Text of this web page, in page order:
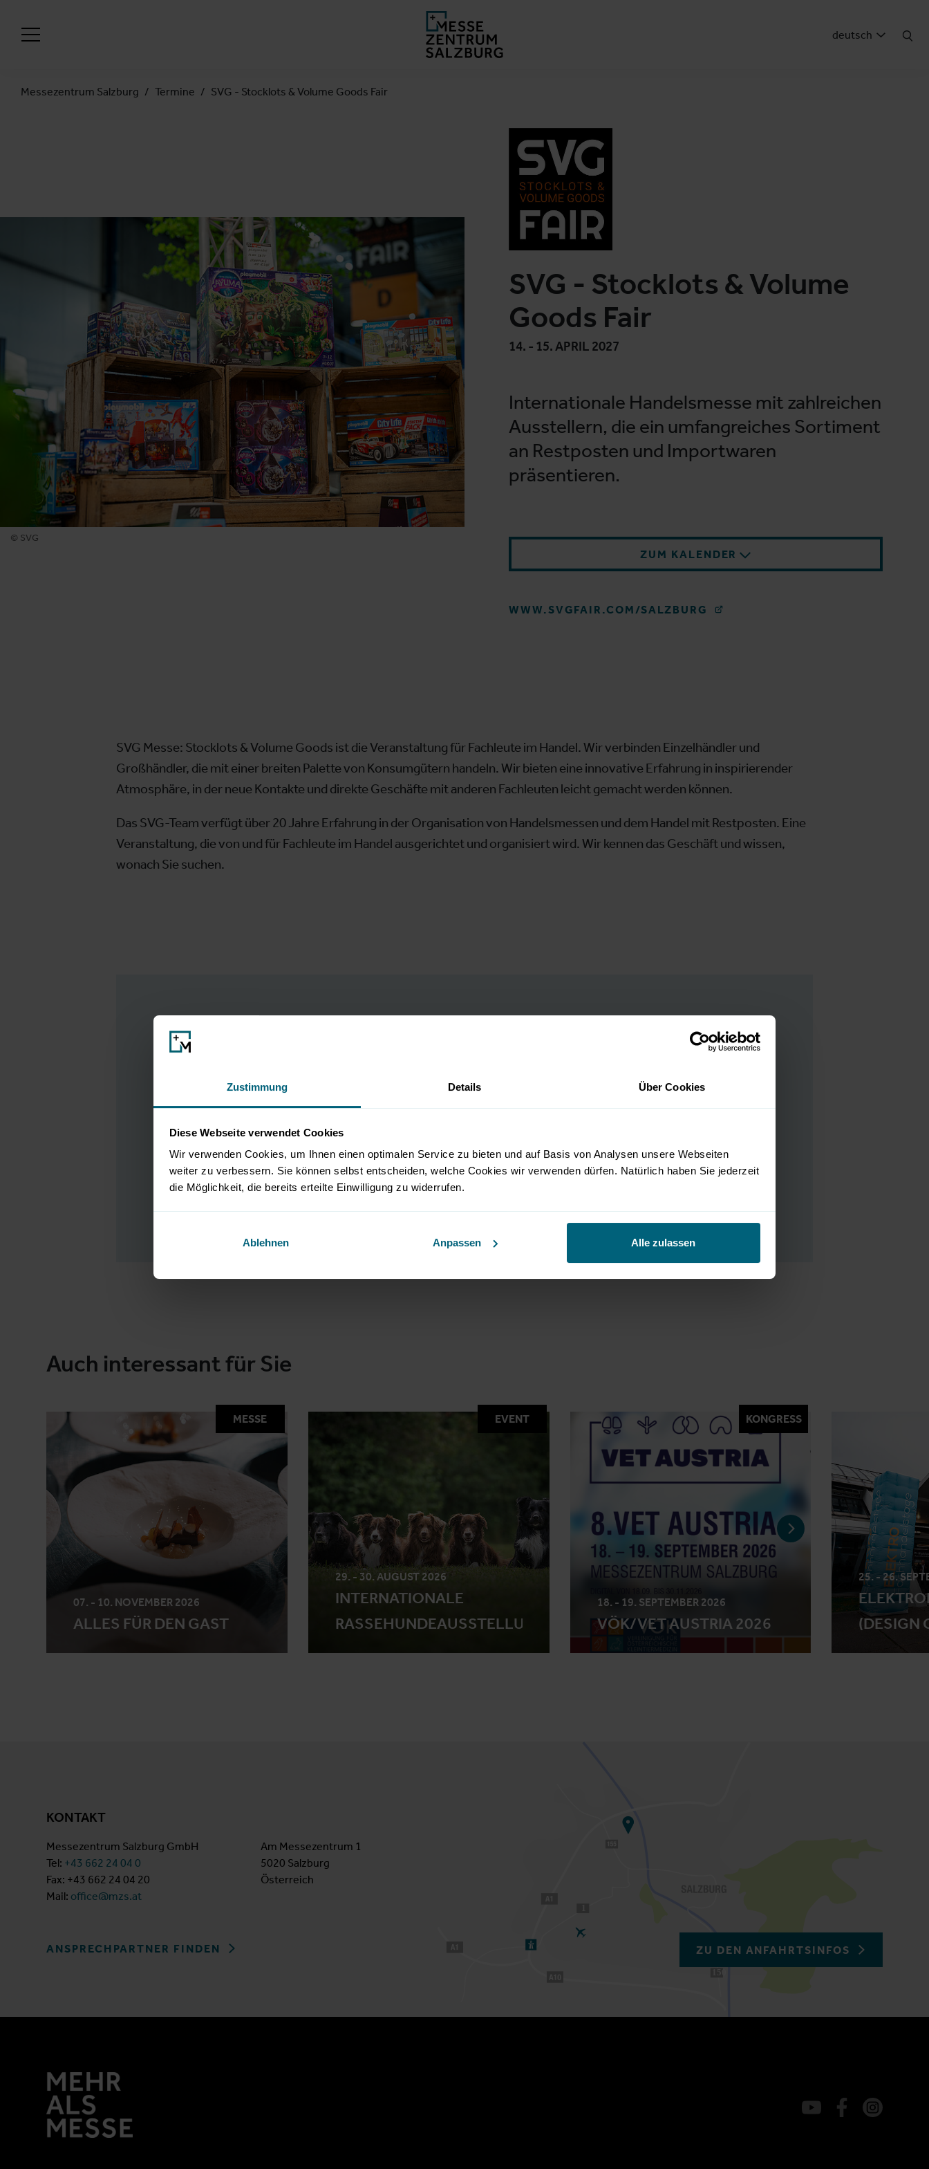
Zustimmung Details Über Cookies
Diese Webseite verwendet Cookies
Wir verwenden Cookies, um Ihnen einen optimalen Service zu bieten und auf Basis von Analysen unsere Webseiten
weiter zu verbessern. Sie können selbst entscheiden, welche Cookies wir verwenden dürfen. Natürlich haben Sie jederzeit
die Möglichkeit, die bereits erteilte Einwilligung zu widerrufen.
Ablehnen Anpassen Alle zulassen
deutsch
Messezentrum Salzburg Termine SVG - Stocklots & Volume Goods Fair
© SVG
SVG - Stocklots & Volume
Goods Fair
14. - 15. APRIL 2027
Internationale Handelsmesse mit zahlreichen
Ausstellern, die ein umfangreiches Sortiment
an Restposten und Importwaren
präsentieren.
ZUM KALENDER
WWW.SVGFAIR.COM/SALZBURG
SVG Messe: Stocklots & Volume Goods ist die Veranstaltung für Fachleute im Handel. Wir verbinden Einzelhändler und
Großhändler, die mit einer breiten Palette von Konsumgütern handeln. Wir bieten eine innovative Erfahrung in inspirierender
Atmosphäre, in der neue Kontakte und direkte Geschäfte mit anderen Fachleuten leicht gemacht werden können.
Das SVG-Team verfügt über 20 Jahre Erfahrung in der Organisation von Handelsmessen und dem Handel mit Restposten. Eine
Veranstaltung, die von und für Fachleute im Handel ausgerichtet und organisiert wird. Wir kennen das Geschäft und wissen,
wonach Sie suchen.
Veranstalter
Stocklots & Volume Goods Fair
Rondweg Zuid 85
7102JD Winterswijk
The Netherlands
E-Mail: danny@svgfair.com
Auch interessant für Sie
MESSE
07. - 10. NOVEMBER 2026
ALLES FÜR DEN GAST
EVENT
29. - 30. AUGUST 2026
INTERNATIONALE
RASSEHUNDEAUSSTELLUNG
KONGRESS
18. - 19. SEPTEMBER 2026
VÖK/VET AUSTRIA 2026
25. - 26.
(DESIGN
KONTAKT
Messezentrum Salzburg GmbH
Tel: +43 662 24 04 0
Fax: +43 662 24 04 20
Mail: office@mzs.at
Am Messezentrum 1
5020 Salzburg
Österreich
ANSPRECHPARTNER FINDEN ZU DEN ANFAHRTSINFOS